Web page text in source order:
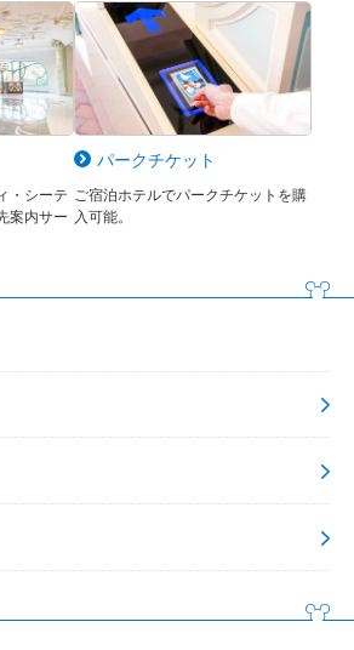
・シーテ
案内サー
パークチケット
ご宿泊ホテルでパークチケットを購
入可能。